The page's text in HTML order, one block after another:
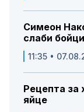
Симеон
слаби
11:35 •
Рецепта за
яйце